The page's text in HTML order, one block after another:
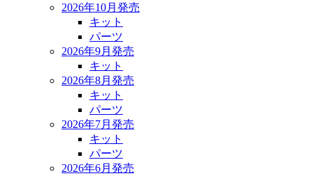
2026年10月発売
キット
パーツ
2026年9月発売
キット
2026年8月発売
キット
パーツ
2026年7月発売
キット
パーツ
2026年6月発売